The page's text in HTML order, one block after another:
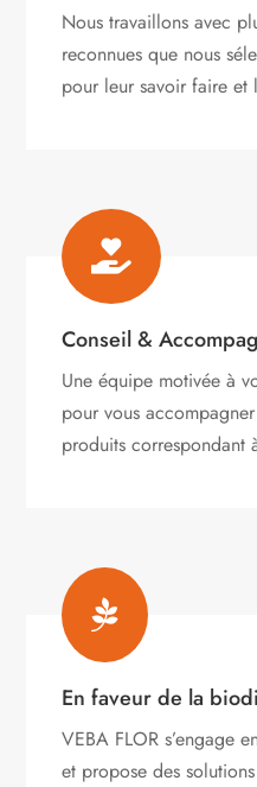
Nous travaillons avec
reconnues que nous
pour leur savoir faire

Conseil &
Une équipe motivée à
pour vous
produits correspondant

En faveur de la
VEBA FLOR s’engage
et propose des